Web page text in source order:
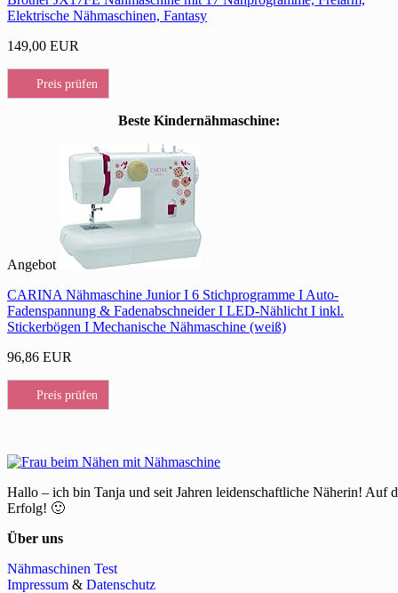
Elektrische Nähmaschinen, Fantasy
149,00 EUR
Preis prüfen
Beste Kindernähmaschine:
Angebot
CARINA Nähmaschine Junior I 6 Stichprogramme I Auto-
Fadenspannung & Fadenabschneider I LED-Nählicht I inkl.
Stickerbögen I Mechanische Nähmaschine (weiß)
96,86 EUR
Preis prüfen
Hallo – ich bin Tanja und seit Jahren leidenschaftliche Näherin! Auf
Erfolg! 🙂
Über uns
Nähmaschinen Test
Impressum & Datenschutz